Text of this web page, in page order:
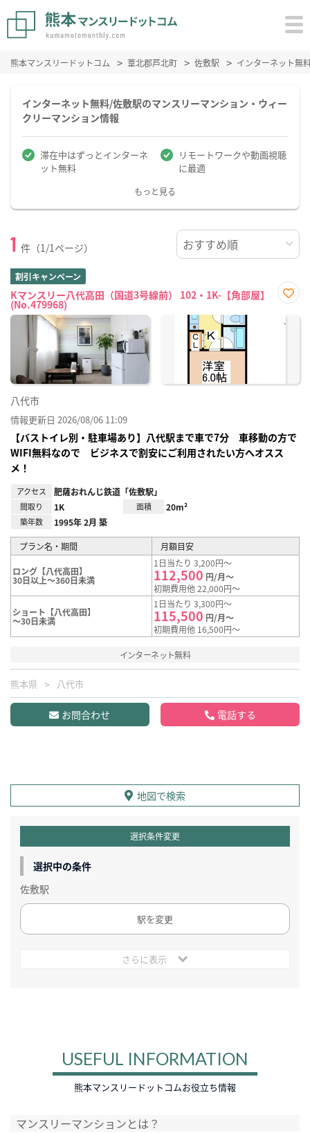
熊本マンスリードットコム 葦北郡芦北町 佐敷駅 インターネット無
インターネット無料/佐敷駅のマンスリーマンション・ウィー
クリーマンション情報
滞在中はずっとインターネ
ット無料
リモートワークや動画視聴
に最適
もっと見る
1 件（1/1ページ）
割引キャンペーン
Kマンスリー八代高田（国道3号線前） 102・1K-【角部屋】
(No.479968)
に入
り登
八代市
情報更新日 2026/08/06 11:09
【バストイレ別・駐車場あり】八代駅まで車で7分 車移動の方で
WIFI無料なので ビジネスで割安にご利用されたい方へオスス
メ！
アクセス 肥薩おれんじ鉄道「佐敷駅」
間取り 1K 面積 20m²
築年数 1995年 2月 築
プラン名・期間 月額目安
ロング【八代高田】
30日以上～360日未満
1日当たり 3,200円～
112,500 円/月～
初期費用他 22,000円～
ショート【八代高田】
～30日未満
1日当たり 3,300円～
115,500 円/月～
初期費用他 16,500円～
インターネット無料
熊本県 八代市
お問合わせ 電話する
地図で検索
選択条件変更
選択中の条件
佐敷駅
駅を変更
さらに表示
USEFUL INFORMATION
熊本マンスリードットコムお役立ち情報
マンスリーマンションとは？